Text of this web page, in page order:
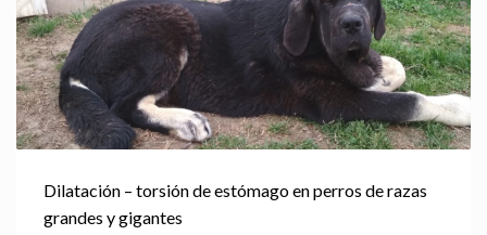
Dilatación – torsión de estómago en perros de razas
grandes y gigantes